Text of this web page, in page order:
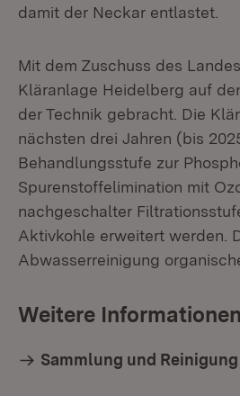
damit der Neckar entlastet.
Mit dem Zuschuss des
Kläranlage Heidelberg auf
der Technik gebracht. Die
nächsten drei Jahren (bis
Behandlungsstufe zur
Spurenstoffelimination mit
nachgeschalter
Aktivkohle er­weitert werden.
Abwasserreinigung
Weitere Informationen
Sammlung und